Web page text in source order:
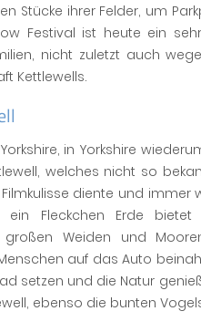
Stücke ihrer Felder, um
Festival ist heute ein
nicht zuletzt auch
Kettlewells.
in Yorkshire
welches nicht so
diente und immer
ein Fleckchen Erde bietet
Weiden und
auf das Auto
setzen und die Natur
ebenso die bunten